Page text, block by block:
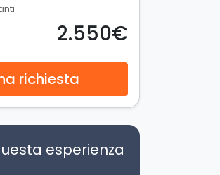
2.550€
richiesta
esperienza